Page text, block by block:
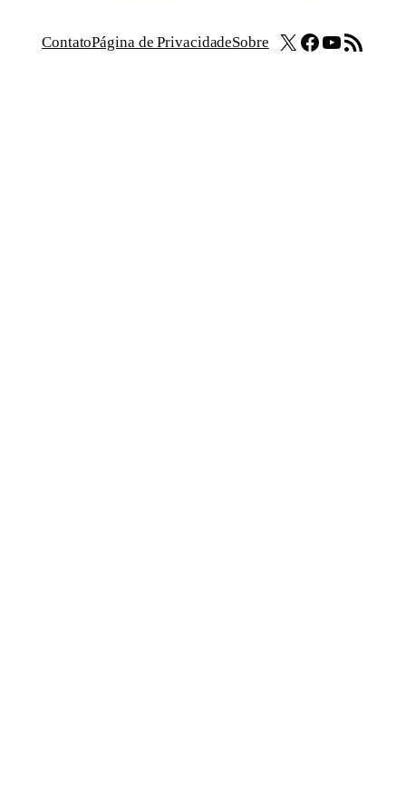
ContatoPágina de PrivacidadeSobre X Facebook
Youtube
Feed RSS